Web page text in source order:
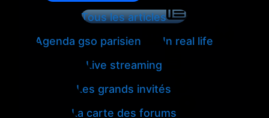
Tous les articles
Agenda gso parisien
In real life
Live streaming
Les grands invités
La carte des forums